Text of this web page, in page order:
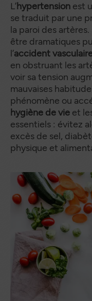
L’hypertension est
se traduit par une
la paroi des
être dramatiques
l’accident
en obstruant les
voir sa tension
mauvaises
phénomène ou
hygiène de vie et
essentiels : évitez
excès de sel,
physique et